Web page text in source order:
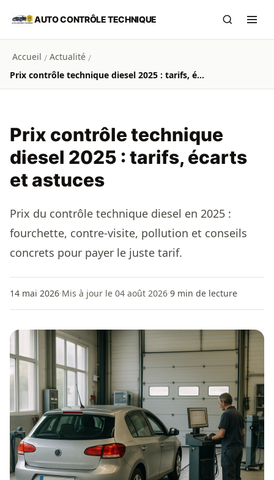
Aller au contenu principal
AUTO CONTRÔLE TECHNIQUE
Accueil / Actualité /
Prix contrôle technique diesel 2025 : tarifs, écarts et astuces
Prix contrôle technique
diesel 2025 : tarifs, écarts
et astuces
Prix du contrôle technique diesel en 2025 :
fourchette, contre-visite, pollution et conseils
concrets pour payer le juste tarif.
14 mai 2026·Mis à jour le 04 août 2026·9 min de lecture